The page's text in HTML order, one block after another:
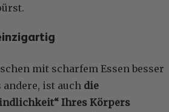
mit scharfem Essen besser
ist auch die
Ihres Körpers